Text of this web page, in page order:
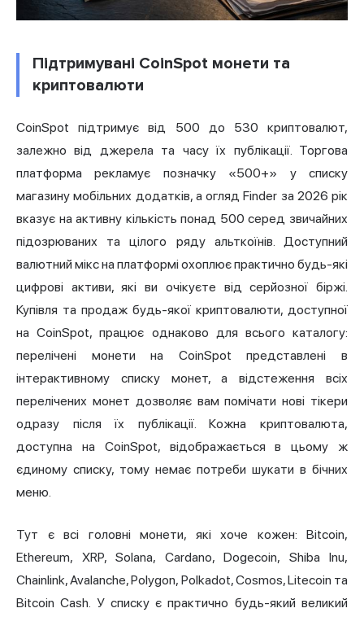
Підтримувані CoinSpot монети та
криптовалюти
CoinSpot підтримує від 500 до 530 криптовалют,
залежно від джерела та часу їх публікації. Торгова
платформа рекламує позначку «500+» у списку
магазину мобільних додатків, а огляд Finder за 2026 рік
вказує на активну кількість понад 500 серед звичайних
підозрюваних та цілого ряду альткоїнів. Доступний
валютний мікс на платформі охоплює практично будь-які
цифрові активи, які ви очікуєте від серйозної біржі.
Купівля та продаж будь-якої криптовалюти, доступної
на CoinSpot, працює однаково для всього каталогу:
перелічені монети на CoinSpot представлені в
інтерактивному списку монет, а відстеження всіх
перелічених монет дозволяє вам помічати нові тікери
одразу після їх публікації. Кожна криптовалюта,
доступна на CoinSpot, відображається в цьому ж
єдиному списку, тому немає потреби шукати в бічних
меню.
Тут є всі головні монети, які хоче кожен: Bitcoin,
Ethereum, XRP, Solana, Cardano, Dogecoin, Shiba Inu,
Chainlink, Avalanche, Polygon, Polkadot, Cosmos, Litecoin та
Bitcoin Cash. У списку є практично будь-який великий